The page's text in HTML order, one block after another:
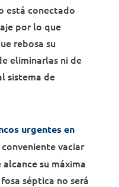
está conectado
por lo que
rebosa su
eliminarlas ni de
sistema de
urgentes en
vaciar
su máxima
séptica no será